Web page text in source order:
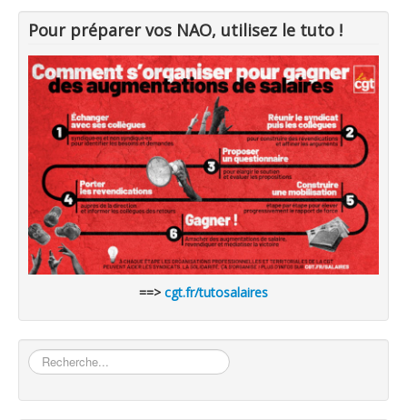
Pour préparer vos NAO, utilisez le tuto !
==> cgt.fr/tutosalaires
Rechercher